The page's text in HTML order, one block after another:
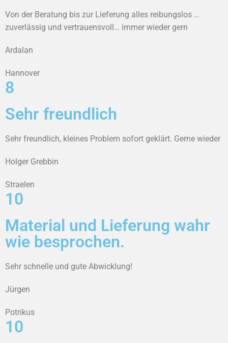
Von der Beratung bis zur Lieferung alles reibungslos …
zuverlässig und vertrauensvoll… immer wieder gern
Ardalan
Hannover
8
Sehr freundlich
Sehr freundlich, kleines Problem sofort geklärt. Gerne wieder
Holger Grebbin
Straelen
10
Material und Lieferung wahr
wie besprochen.
Sehr schnelle und gute Abwicklung!
Jürgen
Potrikus
10